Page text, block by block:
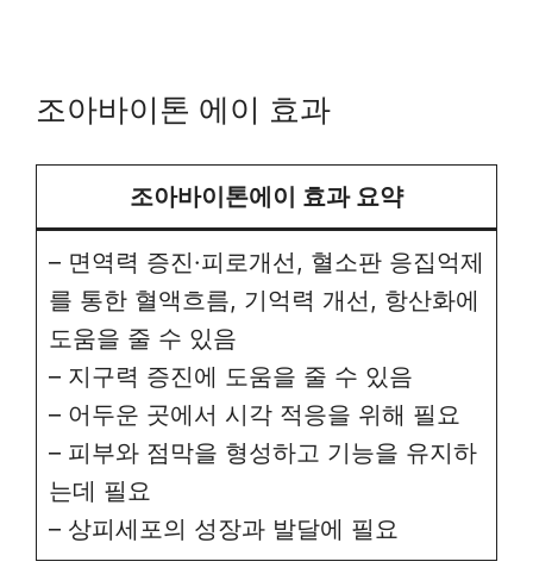
조아바이톤 에이 효과
조아바이톤에이 효과 요약
– 면역력 증진·피로개선, 혈소판 응집억제
를 통한 혈액흐름, 기억력 개선, 항산화에
도움을 줄 수 있음
– 지구력 증진에 도움을 줄 수 있음
– 어두운 곳에서 시각 적응을 위해 필요
– 피부와 점막을 형성하고 기능을 유지하
는데 필요
– 상피세포의 성장과 발달에 필요